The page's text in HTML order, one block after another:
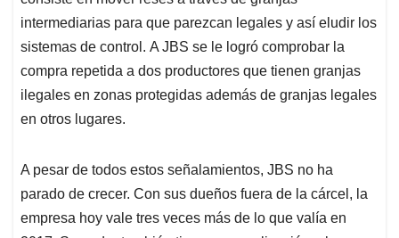
intermediarias para que parezcan legales y así eludir los
sistemas de control. A JBS se le logró comprobar la
compra repetida a dos productores que tienen granjas
ilegales en zonas protegidas además de granjas legales
en otros lugares.
A pesar de todos estos señalamientos, JBS no ha
parado de crecer. Con sus dueños fuera de la cárcel, la
empresa hoy vale tres veces más de lo que valía en